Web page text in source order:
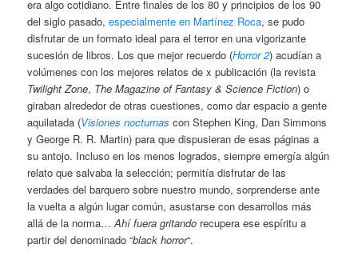
era algo cotidiano. Entre finales de los 80 y principios de los 90
del siglo pasado,especialmente en Martínez Roca, se pudo
disfrutar de un formato ideal para el terror en una vigorizante
sucesión de libros. Los que mejor recuerdo (Horror 2) acudían a
volúmenes con los mejores relatos de x publicación (la revista
Twilight Zone, The Magazine of Fantasy & Science Fiction) o
giraban alrededor de otras cuestiones, como dar espacio a gente
aquilatada (Visiones nocturnas con Stephen King, Dan Simmons
y George R. R. Martin) para que dispusieran de esas páginas a
su antojo. Incluso en los menos logrados, siempre emergía algún
relato que salvaba la selección; permitía disfrutar de las
verdades del barquero sobre nuestro mundo, sorprenderse ante
la vuelta a algún lugar común, asustarse con desarrollos más
allá de la norma…Ahí fuera gritando recupera ese espíritu a
partir del denominado “black horror“.